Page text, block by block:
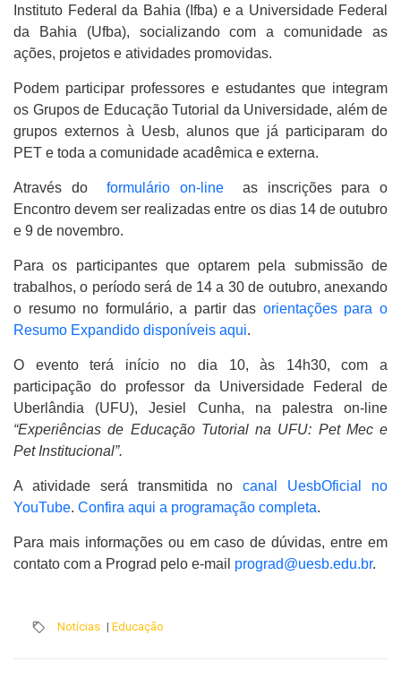
Instituto Federal da Bahia (Ifba) e a Universidade Federal
da Bahia (Ufba), socializando com a comunidade as
ações, projetos e atividades promovidas.
Podem participar professores e estudantes que integram
os Grupos de Educação Tutorial da Universidade, além de
grupos externos à Uesb, alunos que já participaram do
PET e toda a comunidade acadêmica e externa.
Através do formulário on-lineas inscrições para o
Encontro devem ser realizadas entre os dias 14 de outubro
e 9 de novembro.
Para os participantes que optarem pela submissão de
trabalhos, o período será de 14 a 30 de outubro, anexando
o resumo no formulário, a partir das orientações para o
Resumo Expandido disponíveis aqui.
O evento terá início no dia 10, às 14h30, com a
participação do professor da Universidade Federal de
Uberlândia (UFU), Jesiel Cunha, na palestra on-line
“Experiências de Educação Tutorial na UFU: Pet Mec e
Pet Institucional”.
A atividade será transmitida nocanal UesbOficial no
YouTube. Confira aqui a programação completa.
Para mais informações ou em caso de dúvidas, entre em
contato com a Prograd pelo e-mail prograd@uesb.edu.br.
Notícias | Educação